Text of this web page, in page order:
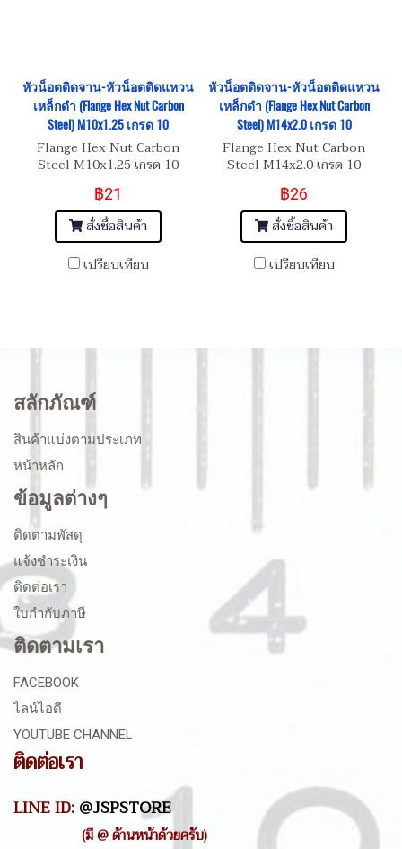
หัวน็อตติดจาน-หัวน็อตติดแหวน
เหล็กดำ (Flange Hex Nut Carbon
Steel) M10x1.25 เกรด 10
Flange Hex Nut Carbon
Steel M10x1.25 เกรด 10
฿21
สั่งซื้อสินค้า
เปรียบเทียบ
หัวน็อตติดจาน-หัวน็อตติดแหวน
เหล็กดำ (Flange Hex Nut Carbon
Steel) M14x2.0 เกรด 10
Flange Hex Nut Carbon
Steel M14x2.0 เกรด 10
฿26
สั่งซื้อสินค้า
เปรียบเทียบ
สลักภัณฑ์
สินค้าแบ่งตามประเภท
หน้าหลัก
ข้อมูลต่างๆ
ติดตามพัสดุ
แจ้งชำระเงิน
ติดต่อเรา
ใบกำกับภาษี
ติดตามเรา
FACEBOOK
ไลน์ไอดี
YOUTUBE CHANNEL
ติดต่อเรา
LINE ID:@JSPSTORE
(มี @ ด้านหน้าด้วยครับ)